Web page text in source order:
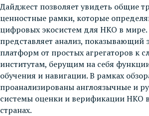
Дайджест позволяет увидеть общие
ценностные рамки, которые
цифровых экосистем для НКО в
представляет анализ,
платформ от простых агрегаторов к
институтам, берущим на себя
обучения и навигации. В рамках
проанализированы англоязычные и
системы оценки и верификации НКО
странах.